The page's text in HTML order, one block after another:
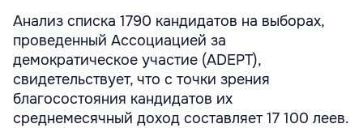
Анализ списка 1790 кандидатов на выборах,
проведенный Ассоциацией за
демократическое участие (ADEPT),
свидетельствует, что с точки зрения
благосостояния кандидатов их
среднемесячный доход составляет 17 100 леев.